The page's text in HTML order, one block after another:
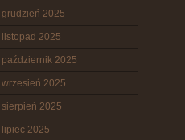
grudzień 2025
listopad 2025
październik 2025
wrzesień 2025
sierpień 2025
lipiec 2025